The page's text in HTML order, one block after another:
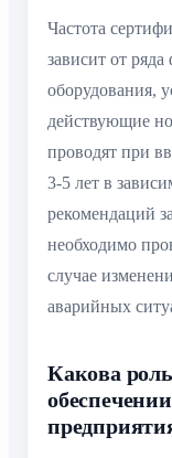
Частота
зависит от
оборудования,
действующие
проводят при
3-5 лет в
рекомендаций
необходимо
случае
аварийных
Какова